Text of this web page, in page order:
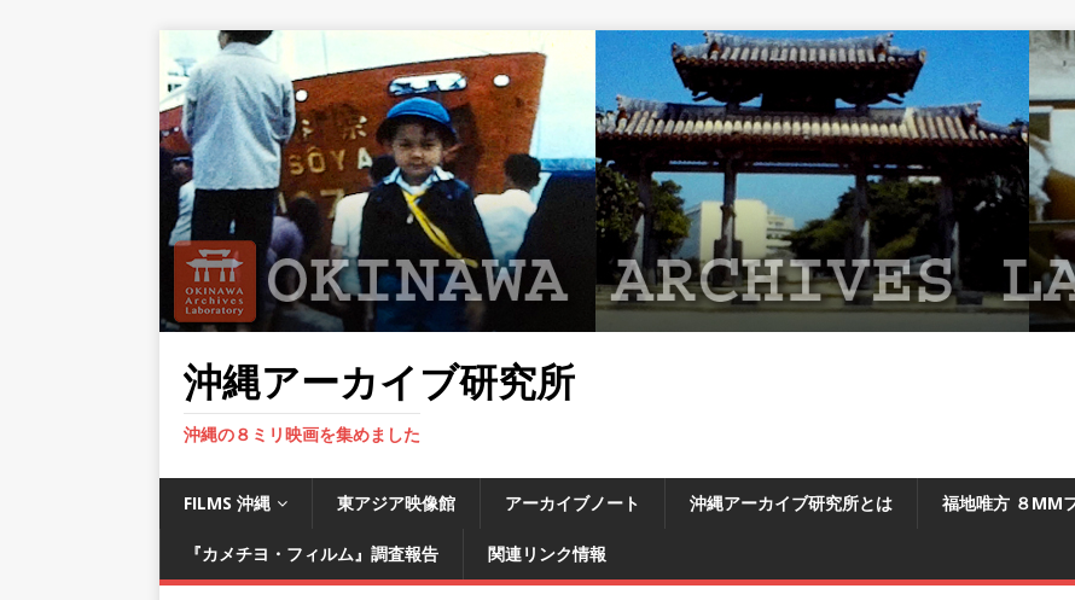
沖縄アーカイブ研究所
沖縄の８ミリ映画を集めました
FILMS 沖縄 東アジア映像館 アーカイブノート 沖縄アーカイブ研究所とは 福地唯方 ８MM
『カメチヨ・フィルム』調査報告 関連リンク情報